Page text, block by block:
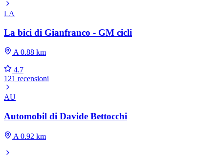
LA
La bici di Gianfranco - GM cicli
A 0.88 km
4.7
121 recensioni
AU
Automobil di Davide Bettocchi
A 0.92 km